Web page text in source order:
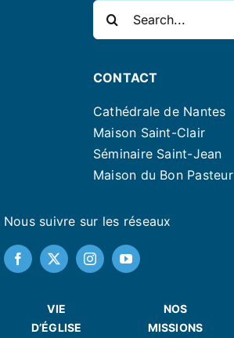
Rechercher:
Nous suivre sur les réseaux
CONTACT
Cathédrale de Nantes
Maison Saint-Clair
Séminaire Saint-Jean
Maison du Bon Pasteur
VIE
D’ÉGLISE
NOS
MISSIONS